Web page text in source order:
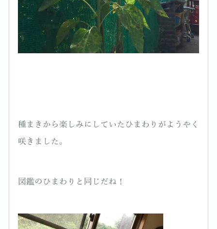
種まきから楽しみにしていたひまわりがようやく
咲きました。
図鑑のひまわりと同じだね！